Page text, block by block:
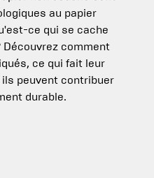
au papier
ce qui se cache
comment
ce qui fait leur
peuvent contribuer
durable.